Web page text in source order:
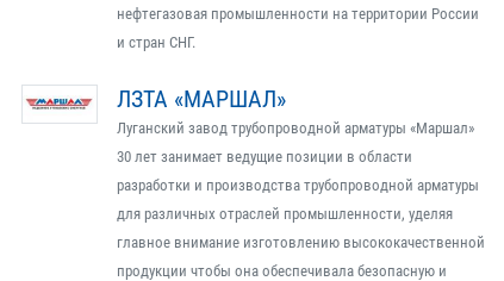
нефтегазовая промышленности на территории России
и стран СНГ.
ЛЗТА «МАРШАЛ»
Луганский завод трубопроводной арматуры «Маршал»
30 лет занимает ведущие позиции в области
разработки и производства трубопроводной арматуры
для различных отраслей промышленности, уделяя
главное внимание изготовлению высококачественной
продукции чтобы она обеспечивала безопасную и